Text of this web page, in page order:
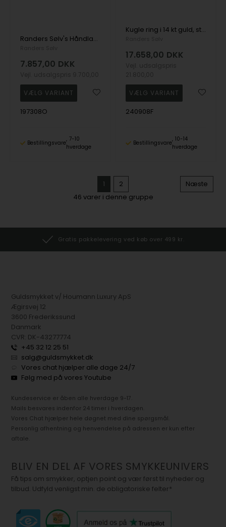
Randers Sølv's Håndlavet fingerring i 8 kt guld
7.857,00 DKK
197308O
Bestillingsvare
7-10
hverdage
Kugle ring i 14 kt guld, stor
17.658,00 DKK
240908F
Bestillingsvare
10-14
hverdage
1 2
Næste
46 varer i denne gruppe
Gratis pakkelevering ved køb over 499 kr.
Guldsmykket v/ Houmann Luxury ApS
Ægirsvej 12
3600 Frederikssund
Danmark
CVR: DK-43277774
+45 32 12 25 51
salg@guldsmykket.dk
Vores chat hjælper alle dage 24/7
Følg med på vores Youtube
Kundeservice er åben alle hverdage 9-17.
Mails besvares indenfor 24 timer i hverdagen.
Vores Chat hjælper hele døgnet med dine spørgsmål.
Personlig afhentning og henvendelse på adressen er kun efter
aftale.
BLIV EN DEL AF VORES SMYKKEUNIVERS
Få tips om smykker, optjen point og vær først til nyheder og
tilbud. Udfyld venligst min. de obligatoriske felter*